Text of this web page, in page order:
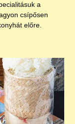
a
csípősen
előre.